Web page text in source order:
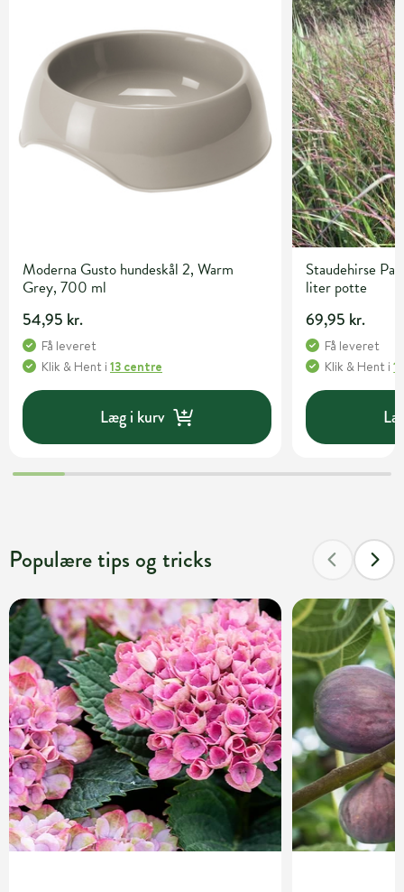
Moderna Gusto hundeskål 2, Warm
Grey, 700 ml
54,95 kr.
Få leveret
Klik & Hent i 13 centre
Læg i kurv
Staudehirse
liter potte
69,95 kr.
Få leveret
Klik & Hent i
Populære tips og tricks